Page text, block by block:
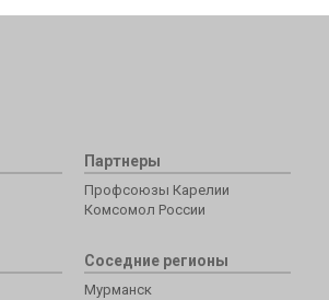
Партнеры
Профсоюзы Карелии
Комсомол России
Соседние регионы
Мурманск